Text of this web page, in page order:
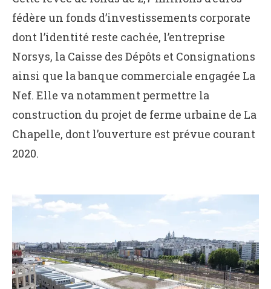
fédère un fonds d’investissements corporate
dont l’identité reste cachée, l’entreprise
Norsys, la Caisse des Dépôts et Consignations
ainsi que la banque commerciale engagée La
Nef. Elle va notamment permettre la
construction du projet de ferme urbaine de La
Chapelle, dont l’ouverture est prévue courant
2020.